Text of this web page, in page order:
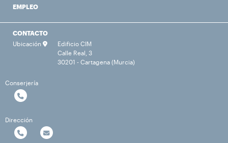
EMPLEO
CONTACTO
Ubicación
Edificio CIM
Calle Real, 3
30201 - Cartagena (Murcia)
Conserjería
Dirección